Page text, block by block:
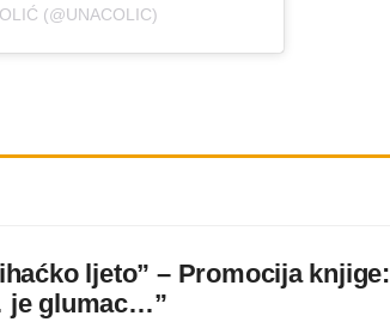
(@UNACOLIC)
ljeto” – Promocija knjige:
je glumac…”